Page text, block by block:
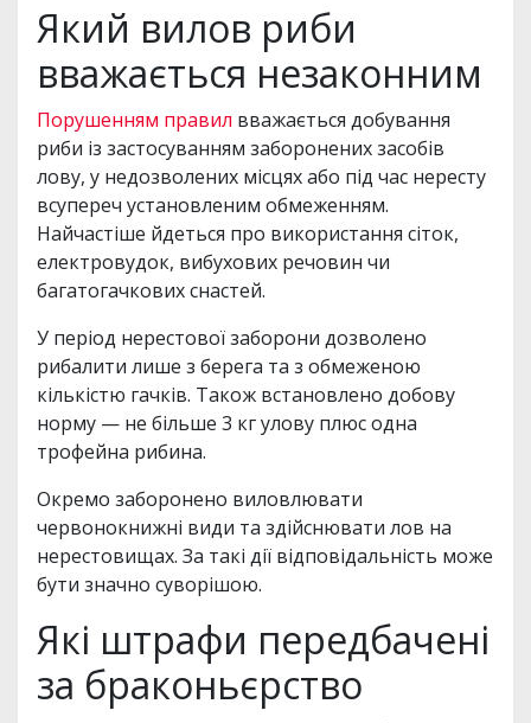
Який вилов риби
вважається незаконним
Порушенням правил вважається добування
риби із застосуванням заборонених засобів
лову, у недозволених місцях або під час нересту
всупереч установленим обмеженням.
Найчастіше йдеться про використання сіток,
електровудок, вибухових речовин чи
багатогачкових снастей.
У період нерестової заборони дозволено
рибалити лише з берега та з обмеженою
кількістю гачків. Також встановлено добову
норму — не більше 3 кг улову плюс одна
трофейна рибина.
Окремо заборонено виловлювати
червонокнижні види та здійснювати лов на
нерестовищах. За такі дії відповідальність може
бути значно суворішою.
Які штрафи передбачені
за браконьєрство